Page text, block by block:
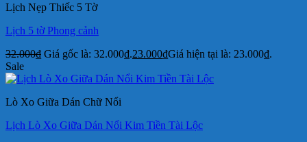
Lịch Nẹp Thiếc 5 Tờ
Lịch 5 tờ Phong cảnh
32.000₫ Giá gốc là: 32.000₫.23.000₫Giá hiện tại là: 23.000₫.
Sale
Lò Xo Giữa Dán Chữ Nổi
Lịch Lò Xo Giữa Dán Nổi Kim Tiền Tài Lộc